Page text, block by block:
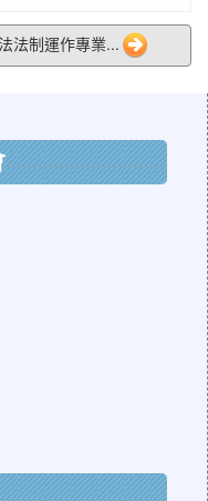
法制運作專業...